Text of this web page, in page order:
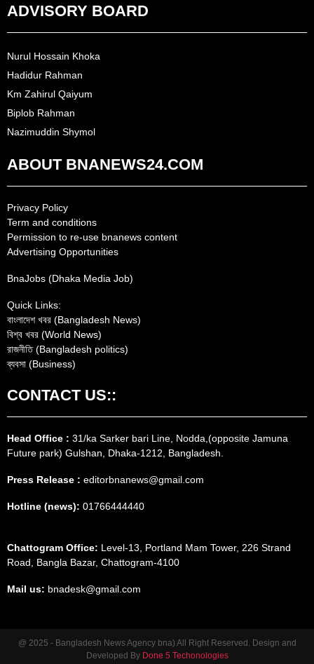
ADVISORY BOARD
Nurul Hossain Khoka
Hadidur Rahman
Km Zahirul Qaiyum
Biplob Rahman
Nazimuddin Shymol
ABOUT BNANEWS24.COM
Privacy Policy
Term and conditions
Permission to re-use bnanews content
Advertising Opportunities
BnaJobs (Dhaka Media Job)
Quick Links:
বাংলাদেশ খবর (Bangladesh News)
বিশ্ব খবর (World News)
রাজনীতি (Bangladesh politics)
ব্যবসা (Business)
CONTACT US::
Head Office : 31/ka Sarker bari Line, Nodda,(opposite Jamuna
Future park) Gulshan, Dhaka-1212, Bangladesh.
Press Release : editorbnanews@gmail.com
Hotline (news): 01766444440
Chattogram Office: Level-13, Portland Mam Tower, 226 Strand
Road, Bangla Bazar, Chattogram-4100
Mail us: bnadesk@gmail.com
@ 2025 - Bangladesh News Agency bna) All Right Reserved. Design and
Developed By Done 5 Techonologies